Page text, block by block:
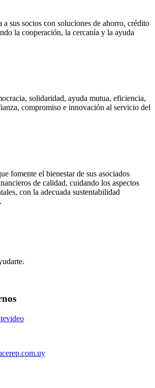
sus socios con soluciones de ahorro, crédito
la cooperación, la cercanía y la ayuda
solidaridad, ayuda mutua, eficiencia,
compromiso e innovación al servicio del
fomente el bienestar de sus asociados
de calidad, cuidando los aspectos
con la adecuada sustentabilidad